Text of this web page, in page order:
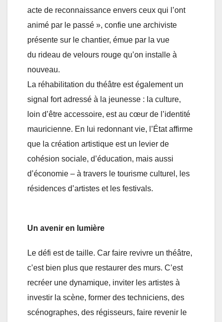
acte de reconnaissance envers ceux qui l’ont
animé par le passé », confie une archiviste
présente sur le chantier, émue par la vue
du rideau de velours rouge qu’on installe à
nouveau.
La réhabilitation du théâtre est également un
signal fort adressé à la jeunesse : la culture,
loin d’être accessoire, est au cœur de l’identité
mauricienne. En lui redonnant vie, l’État affirme
que la création artistique est un levier de
cohésion sociale, d’éducation, mais aussi
d’économie – à travers le tourisme culturel, les
résidences d’artistes et les festivals.
Un avenir en lumière
Le défi est de taille. Car faire revivre un théâtre,
c’est bien plus que restaurer des murs. C’est
recréer une dynamique, inviter les artistes à
investir la scène, former des techniciens, des
scénographes, des régisseurs, faire revenir le